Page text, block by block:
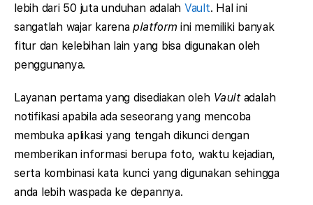
lebih dari 50 juta unduhan adalah Vault. Hal ini
sangatlah wajar karenaplatform ini memiliki banyak
fitur dan kelebihan lain yang bisa digunakan oleh
penggunanya.
Layanan pertama yang disediakan olehVault adalah
notifikasi apabila ada seseorang yang mencoba
membuka aplikasi yang tengah dikunci dengan
memberikan informasi berupa foto, waktu kejadian,
serta kombinasi kata kunci yang digunakan sehingga
anda lebih waspada ke depannya.